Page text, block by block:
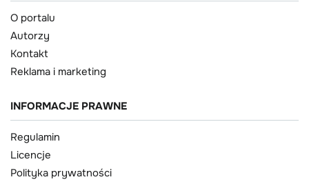
O portalu
Autorzy
Kontakt
Reklama i marketing
INFORMACJE PRAWNE
Regulamin
Licencje
Polityka prywatności